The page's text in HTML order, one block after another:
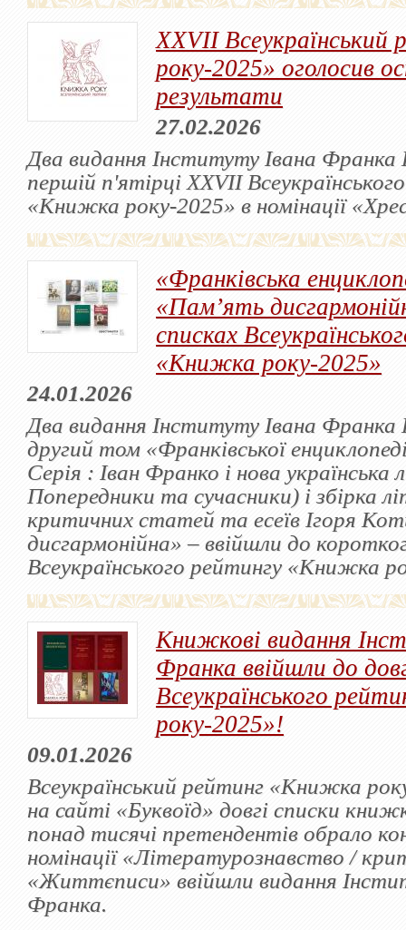
XХVІІ
року-2025» оголосив
результати
27.02.2026
Два видання Інституту Івана
першій п'ятірці XХVІІ
«Книжка року-2025» в номінації
«Франківська
«Пам’ять
списках
«Книжка року-2025»
24.01.2026
Два видання Інституту Івана
другий том «Франківської
Серія : Іван Франко і нова українська
Попередники та сучасники) і збірка
критичних статей та есеїв Ігоря
дисгармонійна» – ввійшли до
Всеукраїнського рейтингу «Книжка
Книжкові видання
Франка ввійшли до
Всеукраїнського
року-2025»!
09.01.2026
Всеукраїнський рейтинг «Книжка
на сайті «Буквоїд» довгі списки
понад тисячі претендентів обрало
номінації «Літературознавство /
«Життєписи» ввійшли видання
Франка.